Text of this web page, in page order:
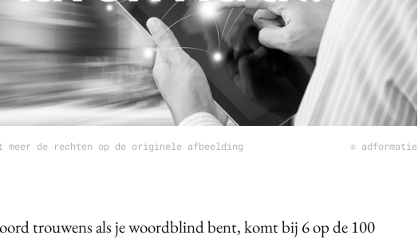
meer de rechten op de originele afbeelding © adformatie
trouwens als je woordblind bent, komt bij 6 op de 100